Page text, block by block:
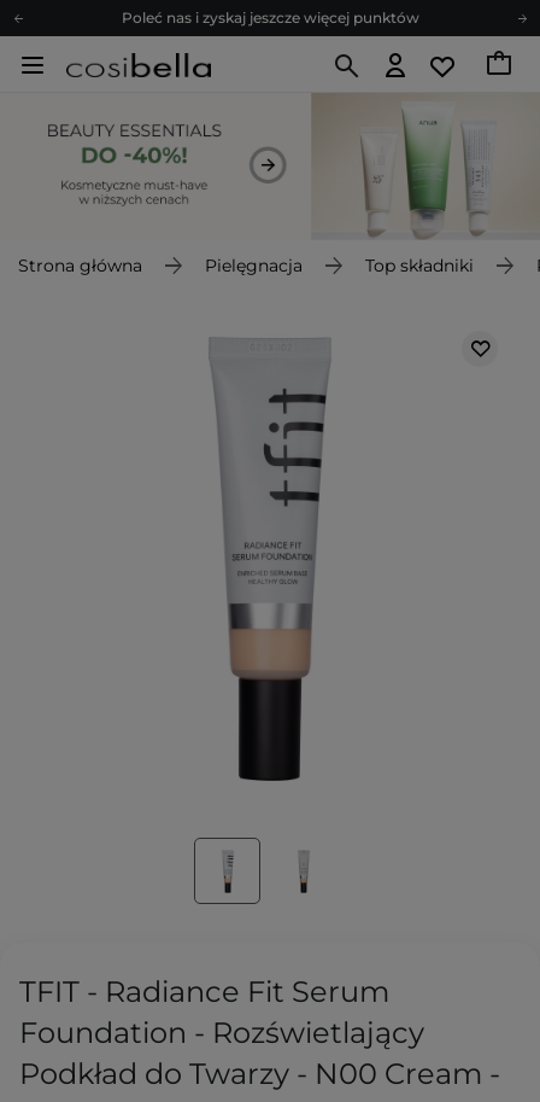
Poleć nas i zyskaj jeszcze więcej punktów
Zapisz się na newsletter pełen porad
Z nami to możliwe! Realizacja zamówienia do 24h.
Poleć nas i zyskaj jeszcze więcej punktów
Zapisz się na newsletter pełen porad
Strona główna Pielęgnacja Top składniki
TFIT - Radiance Fit Serum
Foundation - Rozświetlający
Podkład do Twarzy - N00 Cream -